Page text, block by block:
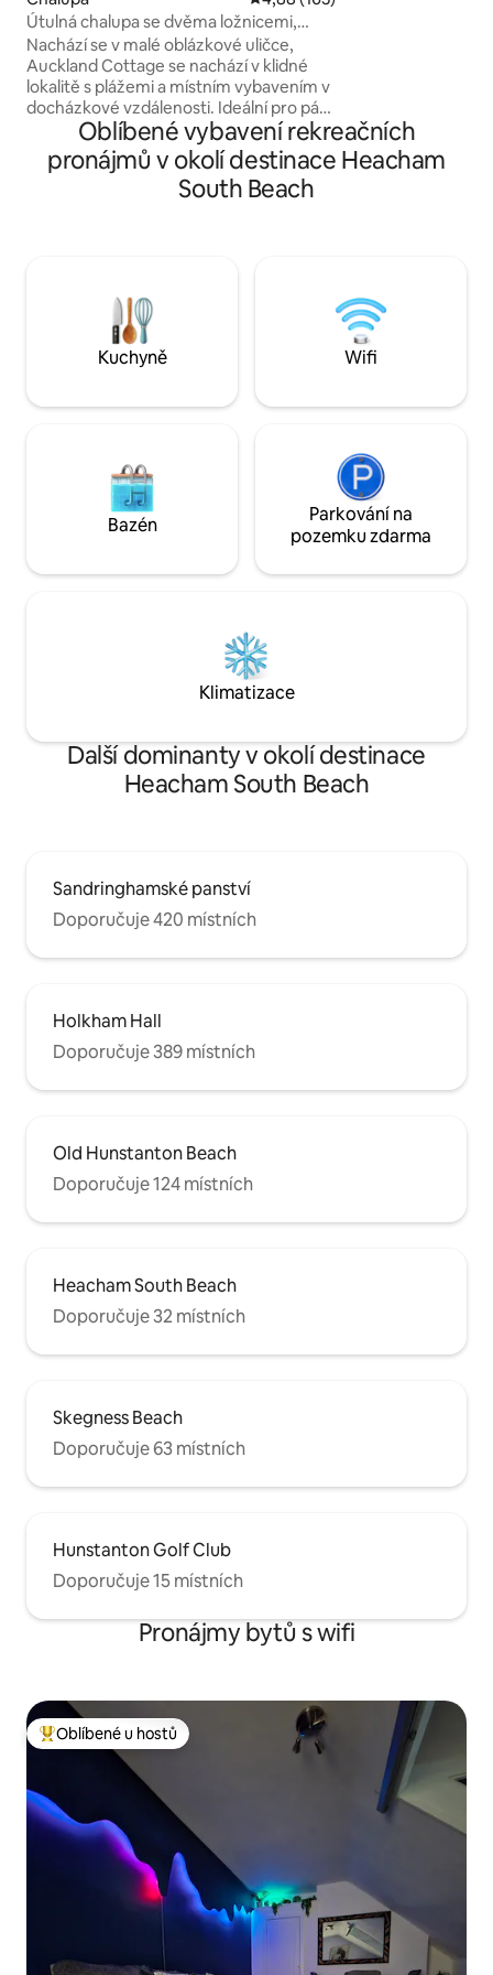
Útulná chalupa se dvěma ložnicemi,
vhodná pro rodiny s dětmi a psy
Nachází se v malé oblázkové uličce,
Auckland Cottage se nachází v klidné
lokalitě s plážemi a místním vybavením v
docházkové vzdálenosti. Ideální pro páry
nebo rodiny! Obývací pokoj, jídelna a
kuchyně, které poskytují domov od
domácích spotřebičů. Odlehlá zahrada s
koupelna s rohovou vanou a sprchovým
koutem. S WIFI Až 2 psi jsou vítáni
Oblíbené vybavení rekreačních
pronájmů v okolí destinace Heacham
South Beach
Kuchyně Wifi
Bazén
Parkování na
pozemku zdarma
Klimatizace
Další dominanty v okolí destinace
Heacham South Beach
Sandringhamské panství
Doporučuje 420 místních
Holkham Hall
Doporučuje 389 místních
Old Hunstanton Beach
Doporučuje 124 místních
Heacham South Beach
Doporučuje 32 místních
Skegness Beach
Doporučuje 63 místních
Hunstanton Golf Club
Doporučuje 15 místních
Pronájmy bytů s wifi
Nejlepší v kategorii Oblíbené u hostů
Oblíbené u hostů